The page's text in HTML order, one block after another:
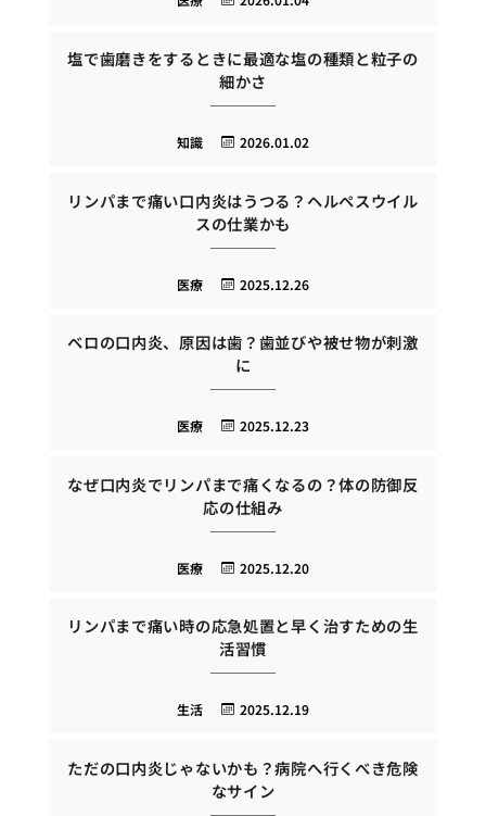
塩で歯磨きをするときに最適な塩の種類と粒子の
細かさ
2026.01.02
知識
リンパまで痛い口内炎はうつる？ヘルペスウイル
スの仕業かも
2025.12.26
医療
ベロの口内炎、原因は歯？歯並びや被せ物が刺激
に
2025.12.23
医療
なぜ口内炎でリンパまで痛くなるの？体の防御反
応の仕組み
2025.12.20
医療
リンパまで痛い時の応急処置と早く治すための生
活習慣
2025.12.19
生活
ただの口内炎じゃないかも？病院へ行くべき危険
なサイン